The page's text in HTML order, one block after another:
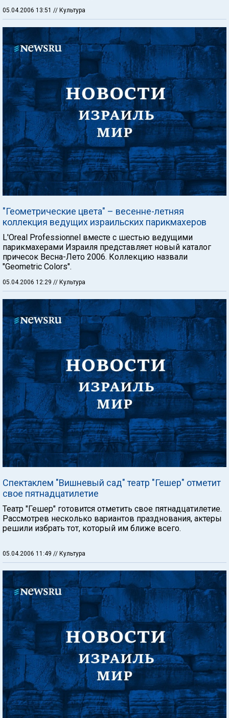
05.04.2006 13:51 // Культура
"Геометрические цвета" – весенне-летняя
коллекция ведущих израильских парикмахеров
L'Oreal Professionnel вместе с шестью ведущими
парикмахерами Израиля представляет новый каталог
причесок Весна-Лето 2006. Коллекцию назвали
"Geometric Colors".
05.04.2006 12:29 // Культура
Спектаклем "Вишневый сад" театр "Гешер" отметит
свое пятнадцатилетие
Театр "Гешер" готовится отметить свое пятнадцатилетие.
Рассмотрев несколько вариантов празднования, актеры
решили избрать тот, который им ближе всего.
05.04.2006 11:49 // Культура